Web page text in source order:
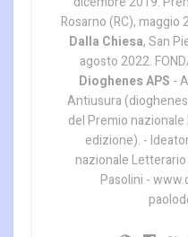
Rosarno (RC), maggio
Dalla Chiesa, San
agosto 2022.
Dioghenes APS -
Antiusura
del Premio nazionale
edizione). -
nazionale
Pasolini -